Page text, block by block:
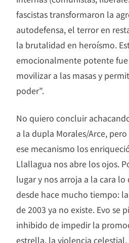
fascistas transformaron la
autodefensa, el terror en
la brutalidad en heroísmo.
emocionalmente potente
movilizar a las masas y
poder”.
No quiero concluir
a la dupla Morales/Arce,
ese mecanismo los
Llallagua nos abre los ojos.
lugar y nos arroja a la cara
desde hace mucho tiempo:
de 2003 ya no existe. Evo se
inhibido de impedir la
estrella, la violencia